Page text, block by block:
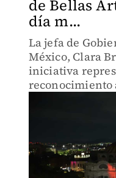
de Bellas
día m...
La jefa de
México, Clara
iniciativa
reconocimiento